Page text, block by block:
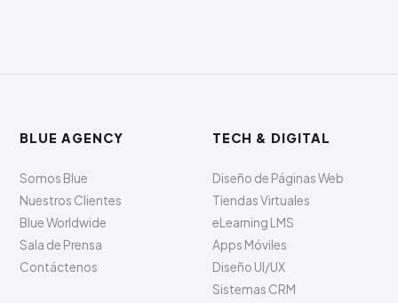
BLUE AGENCY
Somos Blue
Nuestros Clientes
Blue Worldwide
Sala de Prensa
Contáctenos
TECH & DIGITAL
Diseño de Páginas Web
Tiendas Virtuales
eLearning LMS
Apps Móviles
Diseño UI/UX
Sistemas CRM